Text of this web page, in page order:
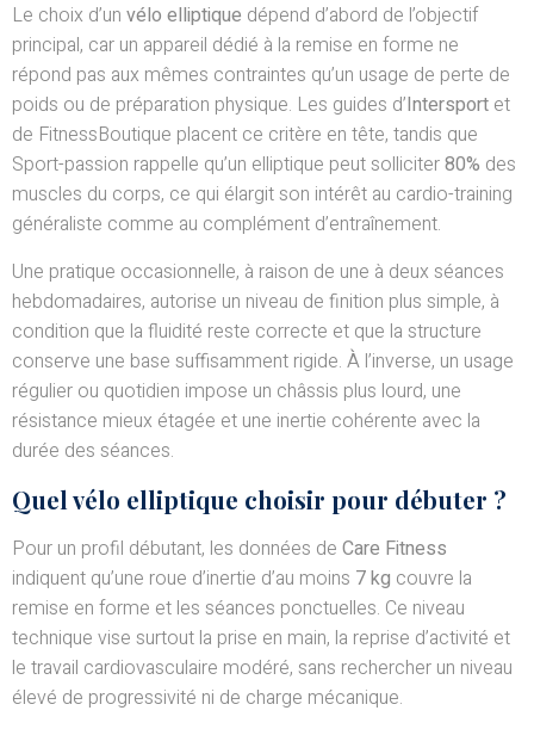
Le choix d’un vélo elliptique dépend d’abord de l’objectif
principal, car un appareil dédié à la remise en forme ne
répond pas aux mêmes contraintes qu’un usage de perte de
poids ou de préparation physique. Les guides d’Intersport et
de FitnessBoutique placent ce critère en tête, tandis que
Sport-passion rappelle qu’un elliptique peut solliciter80% des
muscles du corps, ce qui élargit son intérêt au cardio-training
généraliste comme au complément d’entraînement.
Une pratique occasionnelle, à raison de une à deux séances
hebdomadaires, autorise un niveau de finition plus simple, à
condition que la fluidité reste correcte et que la structure
conserve une base suffisamment rigide. À l’inverse, un usage
régulier ou quotidien impose un châssis plus lourd, une
résistance mieux étagée et une inertie cohérente avec la
durée des séances.
Quel vélo elliptique choisir pour débuter ?
Pour un profil débutant, les données de Care Fitness
indiquent qu’une roue d’inertie d’au moins 7 kg couvre la
remise en forme et les séances ponctuelles. Ce niveau
technique vise surtout la prise en main, la reprise d’activité et
le travail cardiovasculaire modéré, sans rechercher un niveau
élevé de progressivité ni de charge mécanique.